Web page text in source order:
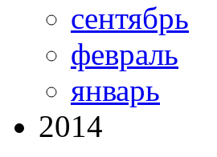
сентябрь
февраль
январь
2014